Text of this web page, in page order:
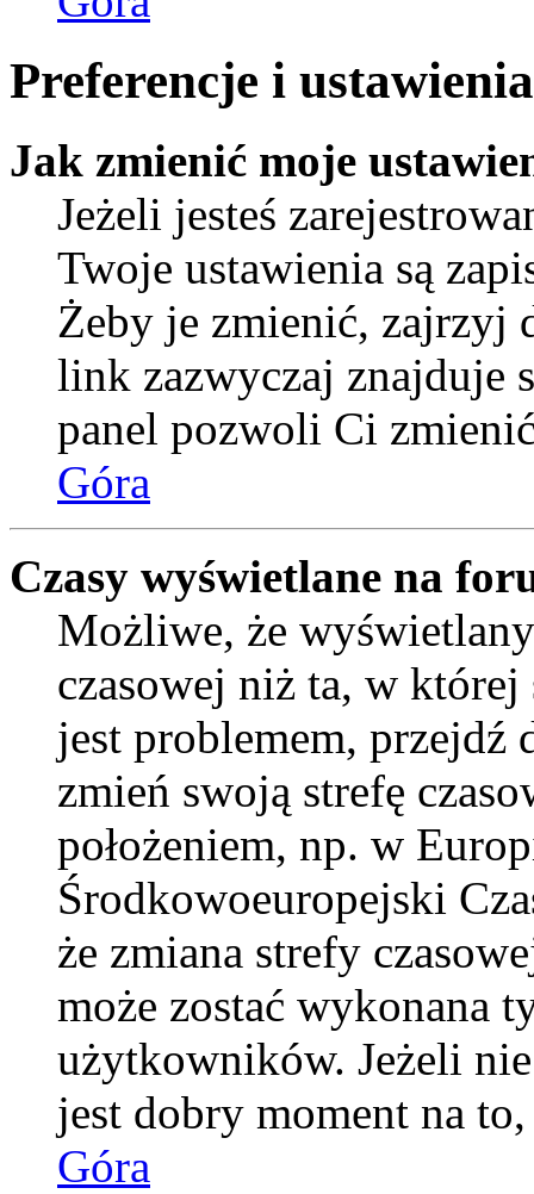
Preferencje i
Jak zmienić moje
Jeżeli jesteś
Twoje ustawienia są
Żeby je zmienić, zajrzyj
link zazwyczaj znajduje
panel pozwoli Ci
Góra
Czasy wyświetlane na
Możliwe, że
czasowej niż ta, w której
jest problemem,
zmień swoją strefę
położeniem, np. w
Środkowoeuropejski
że zmiana strefy
może zostać wykonana
użytkowników. Jeżeli
jest dobry moment na
Góra